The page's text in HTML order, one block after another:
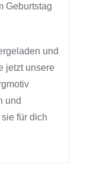
Geburtstag
und
jetzt unsere
und
für dich